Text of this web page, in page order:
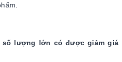
số lượng lớn có được giảm giá